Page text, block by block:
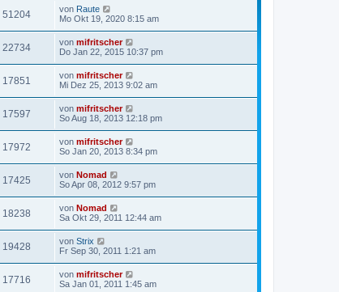
51204 von Raute
Mo Okt 19, 2020 8:15 am
22734 von mifritscher
Do Jan 22, 2015 10:37 pm
17851 von mifritscher
Mi Dez 25, 2013 9:02 am
17597 von mifritscher
So Aug 18, 2013 12:18 pm
17972 von mifritscher
So Jan 20, 2013 8:34 pm
17425 von Nomad
So Apr 08, 2012 9:57 pm
18238 von Nomad
Sa Okt 29, 2011 12:44 am
19428 von Strix
Fr Sep 30, 2011 1:21 am
17716 von mifritscher
Sa Jan 01, 2011 1:45 am